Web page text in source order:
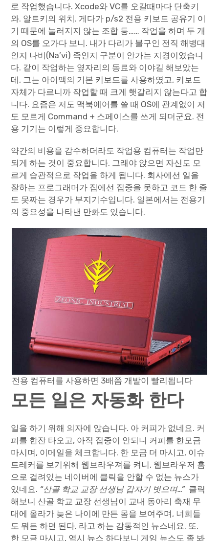
로 작업했습니다. Xcode와 VC를 오갈때마다 단축키
와. 알트키의 위치. 게다가 p/s2 전용 키보드 공유기 이
기 때문에 눌러지지 않는 조합 등…… 작업을 하며 두 개
의 OS를 오가다 보니. 내가 다리가 불구인 전직 해병대
인지 나비(Na’vi) 족인지 구분이 안가는 지경이였습니
다. 같이 작업하는 옆자리의 동료와 이야길 해보았는
데, 그는 아이맥의 기본 키보드를 사용하였고, 키보드
자체가 다르니까 작업할 때 크게 햇갈리지 않는다고 합
니다. 요즘은 저도 맥북에어를 쓸 때 OS에 관계없이 저
도 모르게 Command + 스페이스를 쓰게 되더군요. 전
용 기기는 이렇게 중요합니다.
약간의 비용을 감수하더라도 작업용 컴퓨터는 작업만
되게 하는 것이 중요합니다. 그래야 앉으면 자신도 모
르게 습관적으로 작업을 하게 됩니다. 회사에선 일을
잘하는 프로그래머가 집에선 집중을 못하고 코드 한 줄
도 못짜는 경우가 부지기수입니다. 일본에서는 전용기
의 중요성을 나타낸 만화도 있습니다.
전용 컴퓨터를 사용하면 3배쯤 개발이 빨리됩니다
모든 일은 자동화 한다
일을 하기 위해 의자에 앉습니다. 아 커피가 없네요. 커
피를 한잔 타오고, 아직 집중이 안되니 커피를 한모금
마시며, 이메일을 체크합니다. 한 모금 더 마시고, 이슈
트레커를 보기위해 웹브라우져를 켜니, 웹브라우저 홈
으로 걸려있는 네이버에 클릭을 안할 수 없는 뉴스가
있네요. “산골 학교 교장 선생님 갑자기 벗으며…”클릭
해보니 산골 학교 교장 선생님이 교내 동아리 축재 무
대에 올라가 늦은 나이에 만든 몸을 보여주며, 너희들
도 뭐든 하면 된다. 라고 하는 감동적인 뉴스네요. 또,
한 모금 마시고, 역시 뉴스 하다보니 게임 뉴스도 좀 봐